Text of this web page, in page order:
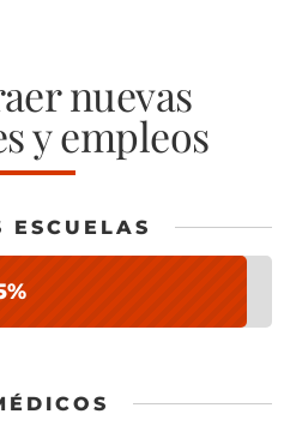
nuevas
y empleos
ESCUELAS